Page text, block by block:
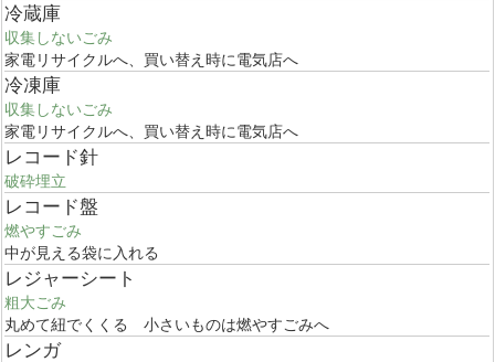
冷蔵庫
収集しないごみ
家電リサイクルへ、買い替え時に電気店へ
冷凍庫
収集しないごみ
家電リサイクルへ、買い替え時に電気店へ
レコード針
破砕埋立
レコード盤
燃やすごみ
中が見える袋に入れる
レジャーシート
粗大ごみ
丸めて紐でくくる 小さいものは燃やすごみへ
レンガ